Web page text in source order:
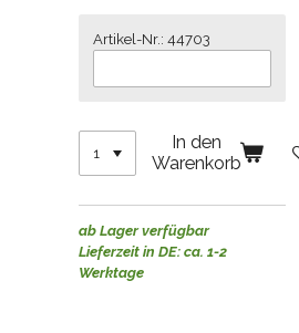
Artikel-Nr.: 44703
In den
Warenkorb
ab Lager verfügbar
Lieferzeit in DE: ca. 1-2
Werktage